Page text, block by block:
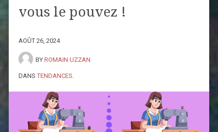
vous le pouvez !
AOÛT 26, 2024
BY ROMAIN UZZAN
DANS TENDANCES